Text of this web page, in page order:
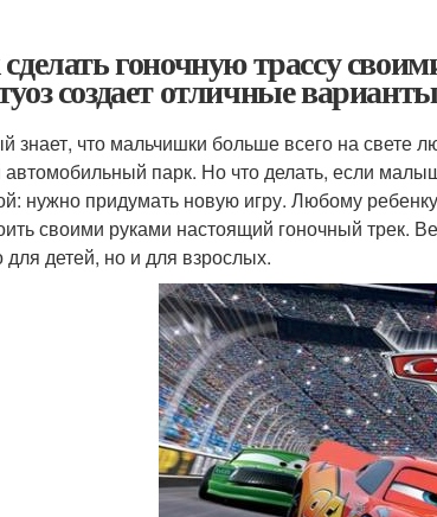
гоночную трассу
создает отличные
знает, что мальчишки больше всего на свете
парк. Но что делать, если
нужно придумать новую игру. Любому
своими руками настоящий гоночный трек.
для детей, но и для взрослых.